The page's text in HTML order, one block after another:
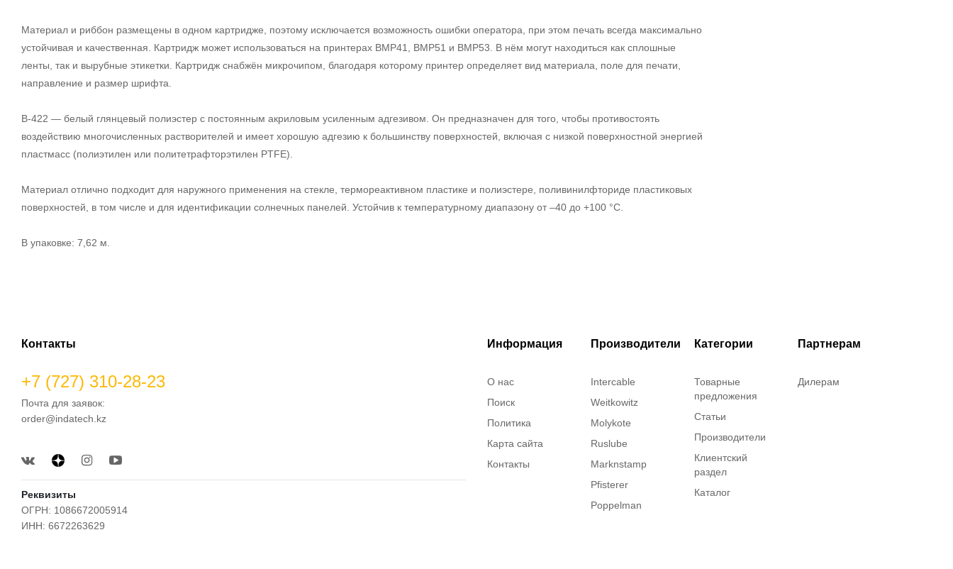
Материал и риббон размещены в одном картридже, поэтому исключается возможность ошибки оператора, при этом печать всегда максимально
устойчивая и качественная. Картридж может использоваться на принтерах BMP41, BMP51 и BMP53. В нём могут находиться как сплошные
ленты, так и вырубные этикетки. Картридж снабжён микрочипом, благодаря которому принтер определяет вид материала, поле для печати,
направление и размер шрифта.
В-422 — белый глянцевый полиэстер с постоянным акриловым усиленным адгезивом. Он предназначен для того, чтобы противостоять
воздействию многочисленных растворителей и имеет хорошую адгезию к большинству поверхностей, включая с низкой поверхностной энергией
пластмасс (полиэтилен или политетрафторэтилен PTFE).
Материал отлично подходит для наружного применения на стекле, термореактивном пластике и полиэстере, поливинилфториде пластиковых
поверхностей, в том числе и для идентификации солнечных панелей. Устойчив к температурному диапазону от –40 до +100 °С.
В упаковке: 7,62 м.
Контакты
+7 (727) 310-28-23
Почта для заявок:
order@indatech.kz
Реквизиты
ОГРН: 1086672005914
ИНН: 6672263629
Информация
О нас
Поиск
Политика
Карта сайта
Контакты
Производители
Intercable
Weitkowitz
Molykote
Ruslube
Marknstamp
Pfisterer
Poppelman
Категории
Товарные
предложения
Статьи
Производители
Клиентский
раздел
Каталог
Партнерам
Дилерам